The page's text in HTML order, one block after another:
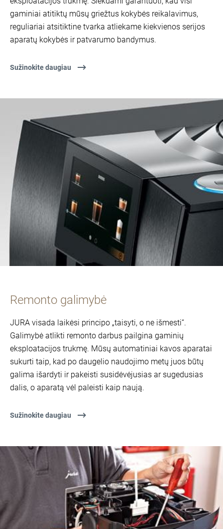
gaminiai atitiktų mūsų griežtus kokybės reikalavimus,
reguliariai atsitiktine tvarka atliekame kiekvienos serijos
aparatų kokybės ir patvarumo bandymus.
Sužinokite daugiau
Remonto galimybė
JURA visada laikėsi principo „taisyti, o ne išmesti“.
Galimybė atlikti remonto darbus pailgina gaminių
eksploatacijos trukmę. Mūsų automatiniai kavos aparatai
sukurti taip, kad po daugelio naudojimo metų juos būtų
galima išardyti ir pakeisti susidėvėjusias ar sugedusias
dalis, o aparatą vėl paleisti kaip naują.
Sužinokite daugiau